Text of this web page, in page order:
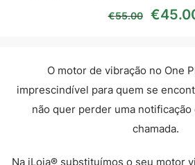
€55.00 O
€
O motor de vibração no One
imprescindível para quem se
não quer perder uma notificação
chamada.
Na iLoja® substituímos o seu motor